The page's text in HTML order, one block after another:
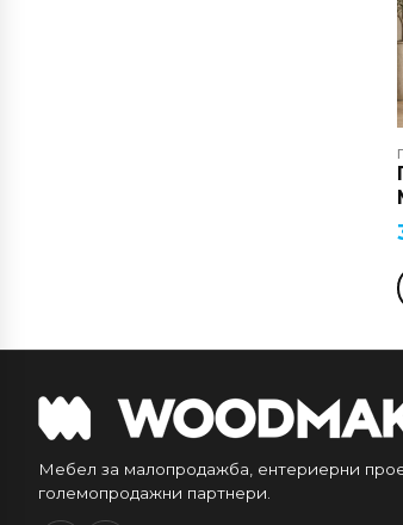
Мебел за малопродажба, ентериерни
големопродажни партнери.